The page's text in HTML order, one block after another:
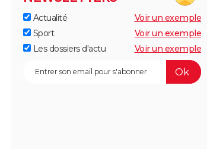
Actualité
Voir un exemple
Sport
Voir un exemple
Les dossiers d'actu
Voir un exemple